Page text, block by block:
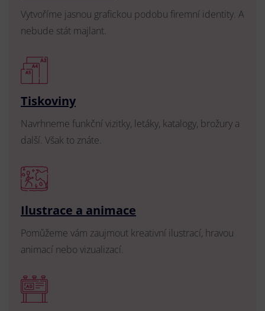
Vytvoříme jasnou grafickou podobu firemní identity. A
nebude stát majlant.
Tiskoviny
Navrhneme funkční vizitky, letáky, katalogy, brožury a
další. Však to znáte.
Ilustrace a animace
Pomůžeme vám zaujmout kreativní ilustrací, hravou
animací nebo vizualizací.